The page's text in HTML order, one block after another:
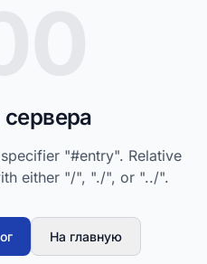
"#entry". Relative
either "/", "./", or "../".
На главную